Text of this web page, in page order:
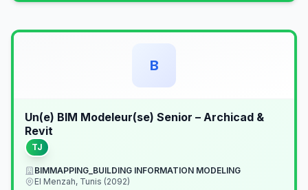
B
Un(e) BIM Modeleur(se) Senior – Archicad &
Revit
TJ
BIMMAPPING_BUILDING INFORMATION MODELING
El Menzah, Tunis (2092)